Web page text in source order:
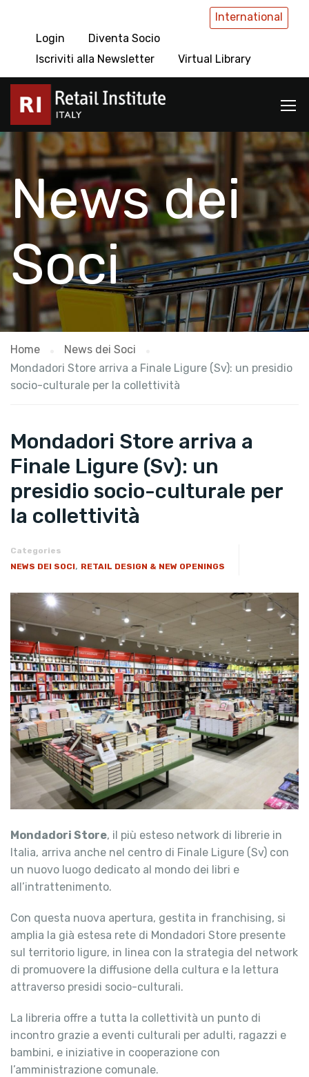
International
Login
Diventa Socio
Iscriviti alla Newsletter
Virtual Library
News dei
Soci
Home
News dei Soci
Mondadori Store arriva a Finale Ligure (Sv): un presidio
socio-culturale per la collettività
Mondadori Store arriva a
Finale Ligure (Sv): un
presidio socio-culturale per
la collettività
Categories
NEWS DEI SOCI, RETAIL DESIGN & NEW OPENINGS
Mondadori Store, il più esteso network di librerie in
Italia, arriva anche nel centro di Finale Ligure (Sv) con
un nuovo luogo dedicato al mondo dei libri e
all’intrattenimento.
Con questa nuova apertura, gestita in franchising, si
amplia la già estesa rete di Mondadori Store presente
sul territorio ligure, in linea con la strategia del network
di promuovere la diffusione della cultura e la lettura
attraverso presidi socio-culturali.
La libreria offre a tutta la collettività un punto di
incontro grazie a eventi culturali per adulti, ragazzi e
bambini, e iniziative in cooperazione con
l’amministrazione comunale.